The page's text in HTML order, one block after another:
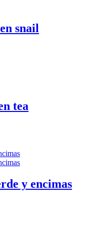
snail
tea
y encimas